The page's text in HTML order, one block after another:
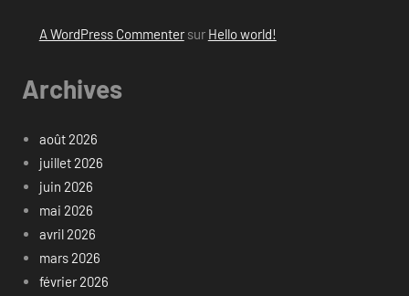
A WordPress Commentersur Hello world!
Archives
août 2026
juillet 2026
juin 2026
mai 2026
avril 2026
mars 2026
février 2026